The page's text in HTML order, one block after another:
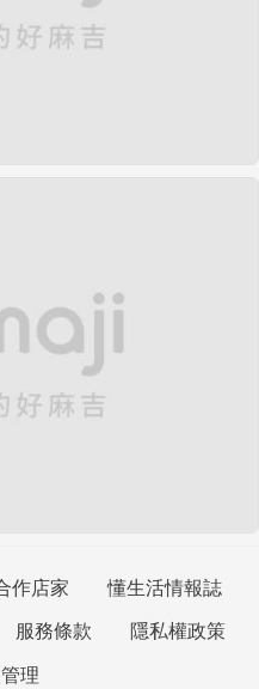
作店家 懂生活情報誌
服務條款 隱私權政策
理